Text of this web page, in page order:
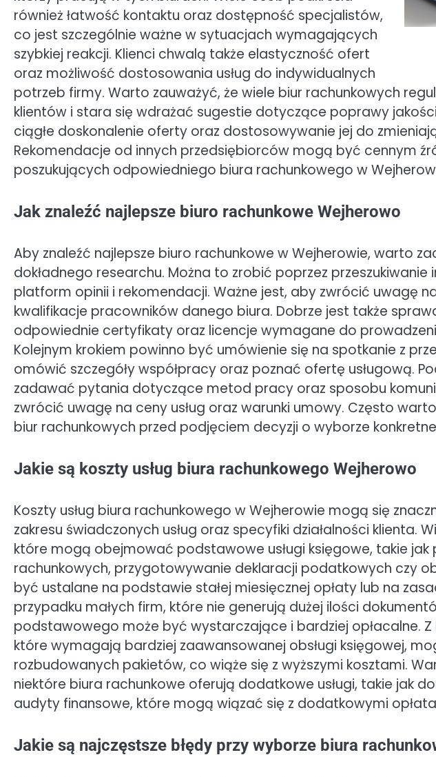
również łatwość kontaktu oraz dostępność specjalistów,
co jest szczególnie ważne w sytuacjach wymagających
szybkiej reakcji. Klienci chwalą także elastyczność ofert
oraz możliwość dostosowania usług do indywidualnych
potrzeb firmy. Warto zauważyć, że wiele biur rachunkowych
klientów i stara się wdrażać sugestie dotyczące poprawy jakości
ciągłe doskonalenie oferty oraz dostosowywanie jej do
Rekomendacje od innych przedsiębiorców mogą być cennym
poszukujących odpowiedniego biura rachunkowego w
Jak znaleźć najlepsze biuro rachunkowe Wejherowo
Aby znaleźć najlepsze biuro rachunkowe w Wejherowie, warto
dokładnego researchu. Można to zrobić poprzez przeszukiwanie
platform opinii i rekomendacji. Ważne jest, aby zwrócić uwagę
kwalifikacje pracowników danego biura. Dobrze jest także
odpowiednie certyfikaty oraz licencje wymagane do
Kolejnym krokiem powinno być umówienie się na spotkanie z
omówić szczegóły współpracy oraz poznać ofertę usługową.
zadawać pytania dotyczące metod pracy oraz sposobu
zwrócić uwagę na ceny usług oraz warunki umowy. Często
biur rachunkowych przed podjęciem decyzji o wyborze
Jakie są koszty usług biura rachunkowego Wejherowo
Koszty usług biura rachunkowego w Wejherowie mogą się
zakresu świadczonych usług oraz specyfiki działalności klienta.
które mogą obejmować podstawowe usługi księgowe, takie jak
rachunkowych, przygotowywanie deklaracji podatkowych czy
być ustalane na podstawie stałej miesięcznej opłaty lub na
przypadku małych firm, które nie generują dużej ilości
podstawowego może być wystarczające i bardziej opłacalne. Z
które wymagają bardziej zaawansowanej obsługi księgowej,
rozbudowanych pakietów, co wiąże się z wyższymi kosztami.
niektóre biura rachunkowe oferują dodatkowe usługi, takie jak
audyty finansowe, które mogą wiązać się z dodatkowymi
Jakie są najczęstsze błędy przy wyborze biura